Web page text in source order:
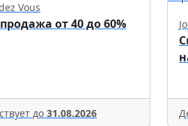
Vous
от 40 до 60%
до 31.08.2026